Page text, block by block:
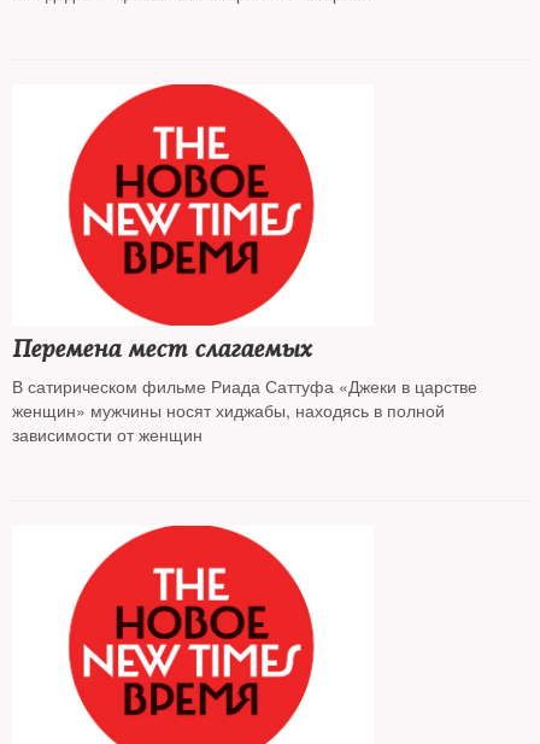
Перемена мест слагаемых
В сатирическом фильме Риада Саттуфа «Джеки в царстве
женщин» мужчины носят хиджабы, находясь в полной
зависимости от женщин